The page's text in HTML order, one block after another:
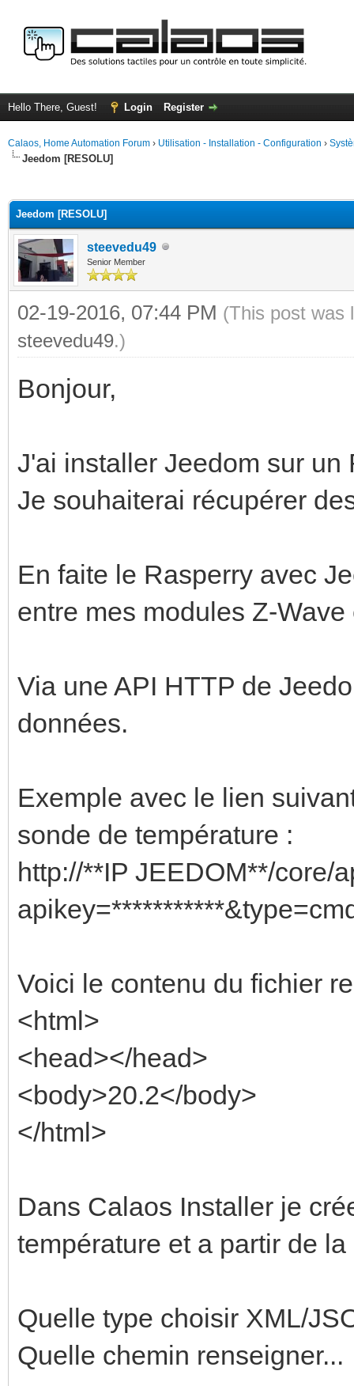
Hello There, Guest! Login Register
Calaos, Home Automation Forum › Utilisation - Installation - Configuration ›
Jeedom [RESOLU]
Jeedom [RESOLU]
steevedu49
Senior Member
02-19-2016, 07:44 PM (This post was
steevedu49.)
Bonjour,
J'ai installer Jeedom sur un
Je souhaiterai récupérer
En faite le Rasperry avec
entre mes modules Z-
Via une API HTTP de
données.
Exemple avec le lien
sonde de température :
http://**IP JEEDOM**/core/
Voici le contenu du fichier
<html>
<head></head>
<body>20.2</body>
</html>
Dans Calaos Installer je
température et a partir de
Quelle type choisir XML/
Quelle chemin renseigner...